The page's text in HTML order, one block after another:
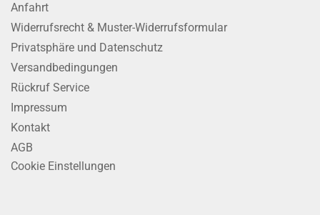
Anfahrt
Widerrufsrecht & Muster-Widerrufsformular
Privatsphäre und Datenschutz
Versandbedingungen
Rückruf Service
Impressum
Kontakt
AGB
Cookie Einstellungen